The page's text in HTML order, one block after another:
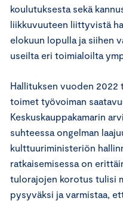
koulutuksesta sekä
liikkuvuuteen liittyvistä
elokuun lopulla ja siihen
useilta eri toimialoilta
Hallituksen vuoden 2022
toimet työvoiman
Keskuskauppakamarin
suhteessa ongelman
kulttuuriministeriön
ratkaisemisessa on
tulorajojen korotus tulisi
pysyväksi ja varmistaa,